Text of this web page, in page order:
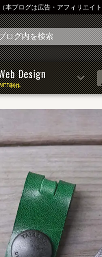
ブログは広告・アフィリエイ
Design
制作